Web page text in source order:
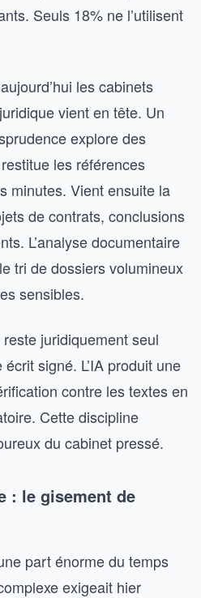
Seuls 18% ne l’utilisent
les cabinets
vient en tête. Un
explore des
les références
minutes. Vient ensuite la
de contrats, conclusions
L’analyse documentaire
tri de dossiers volumineux
sensibles.
reste juridiquement seul
signé. L’IA produit une
contre les textes en
Cette discipline
du cabinet pressé.
: le gisement de
part énorme du temps
exigeait hier